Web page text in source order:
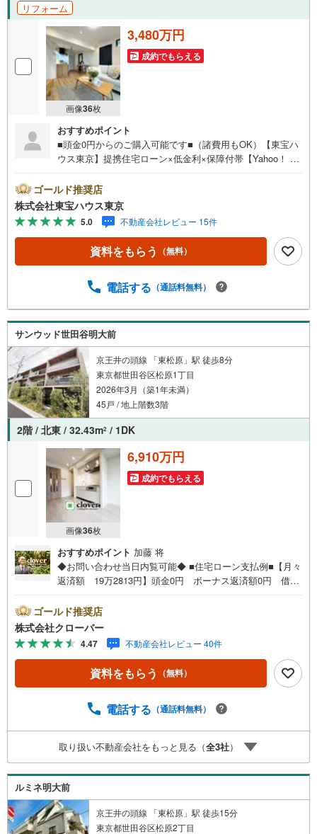
リフォーム
画像36枚
3,480万円
成約でもらえる
おすすめポイント
■頭金0円からのご購入可能です■（諸費用もOK）【東宝ハ
ウス東京】提携住宅ローン×低金利×保障付帯【Yahoo！ 不
ayボーナスライトがもらえる「Yahoo！ 不動産 物件ご成約
キャンペーン」の対象になります。「資料をもらう」「見
学予約をする」ボタンからお問い合わせください。※必ずY
ahoo！ JAPAN IDでログインしてください。※PayPayボー
ナスライトは出金と譲渡はできません。ご案内・詳細な資
料のご請求はお気軽にどうぞ♪お電話でのお問い合わせも
ゴールド推奨店
株式会社東宝ハウス東京
5.0 不動産会社レビュー 15件
資料をもらう （無料）
電話する （通話料無料）
サンウッド世田谷明大前
京王井の頭線 「東松原」駅 徒歩8分
東京都世田谷区松原1丁目
2026年3月（築1年未満）
45戸 / 地上階数3階
2階 / 北東 / 32.43m2 / 1DK
画像36枚
6,910万円
成約でもらえる
おすすめポイント 加藤 将
◆お問い合わせ当日内覧可能◆ ■住宅ローン支払例■【月々
返済額 19万2813円】頭金0円 ボーナス返済額0円 借入
●住宅ローン、諸費用ローンお気軽にご相談下さい！世田谷
区松原に佇むサンウッド世田谷明大前。京王線「明大前」
駅徒歩8分。京王井の頭線「東松原」駅徒歩8分も利用可
能。2026年3月築、鉄筋コンクリート造3階建て、総戸数45
戸、管理会社は三信住建株式会社、オートロックあり、安
心の新耐震基準となっております。落ち着いた住環境で都
生活圏内となっており、アーバンライフを満喫できます。
う方が得なの？■分からない事、何でもご相談下さい。■随
時！内覧可能です！■平日・土日・祝祭日…日程・時間はい
つでも調整可能。ご指定の場所にお車でお迎えに上がりま
す。■不動産購入のご相談も随時開催中！■ ○住宅ローン
のご相談 ○買換えのご相談 ○ご自宅査定のご相談 ○弊
社買取も行っております！
ゴールド推奨店
株式会社クローバー
4.47 不動産会社レビュー 40件
資料をもらう （無料）
電話する （通話料無料）
取り扱い不動産会社をもっと見る（全3社）
ルミネ明大前
京王井の頭線 「東松原」駅 徒歩15分
東京都世田谷区松原2丁目